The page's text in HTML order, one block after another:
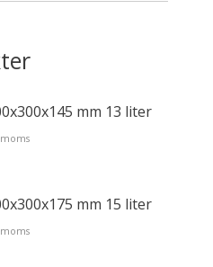
mm 13 liter
mm 15 liter